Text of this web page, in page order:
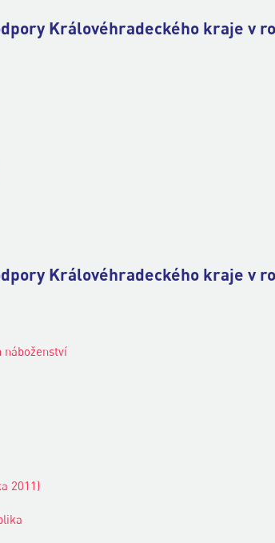
Královéhradeckého kraje v
Královéhradeckého kraje v
náboženství
2011)